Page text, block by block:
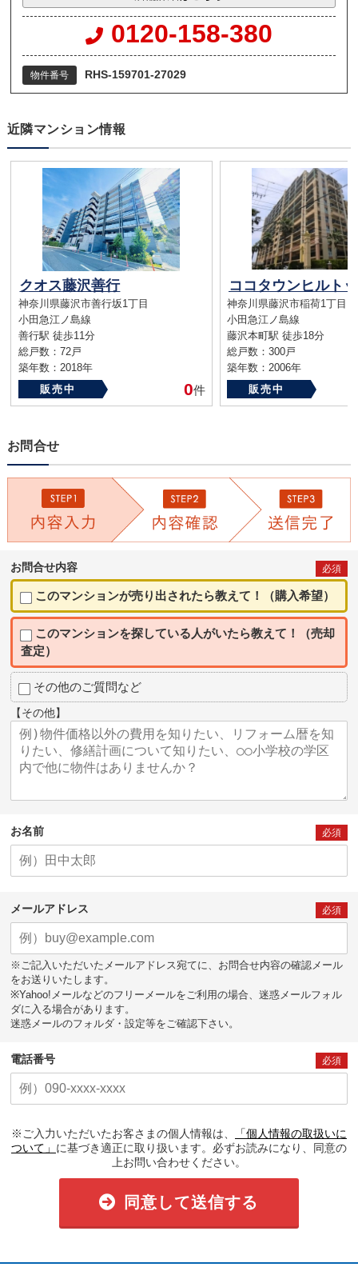
0120-158-380
物件番号 RHS-159701-27029
近隣マンション情報
クオス藤沢善行
神奈川県藤沢市善行坂1丁目
小田急江ノ島線
善行駅 徒歩11分
総戸数：72戸
築年数：2018年
販売中
0件
神奈川県藤沢市稲荷1丁目
小田急江ノ島線
藤沢本町駅 徒歩18分
総戸数：300戸
築年数：2006年
販売中
お問合せ
お問合せ内容 必須
このマンションが売り出されたら教えて！（購入希望）
このマンションを探している人がいたら教えて！（売却
査定）
その他のご質問など
【その他】
お名前 必須
メールアドレス 必須
※ご記入いただいたメールアドレス宛てに、お問合せ内容の確認メール
をお送りいたします。
※Yahoo!メールなどのフリーメールをご利用の場合、迷惑メールフォル
ダに入る場合があります。
迷惑メールのフォルダ・設定等をご確認下さい。
電話番号 必須
※ご入力いただいたお客さまの個人情報は、
「個人情報の取扱いに
ついて」 に基づき適正に取り扱います。必ずお読みになり、同意の
上お問い合わせください。
同意して送信する